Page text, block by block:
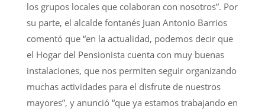
los grupos locales que colaboran con nosotros”. Por
su parte, el alcalde fontanés Juan Antonio Barrios
comentó que “en la actualidad, podemos decir que
el Hogar del Pensionista cuenta con muy buenas
instalaciones, que nos permiten seguir organizando
muchas actividades para el disfrute de nuestros
mayores”, y anunció “que ya estamos trabajando en